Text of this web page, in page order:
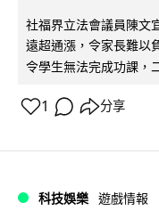
社福界立法會議員陳文
遠超通漲，令家長難以
令學生無法完成功課，
1 分享
科技娛樂 遊戲情報